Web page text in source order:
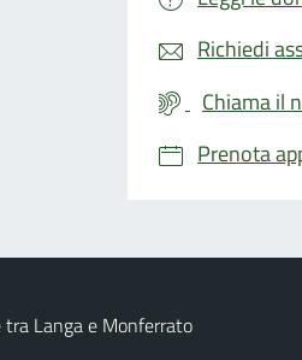
Richiedi
Chiama il
Prenota
Langa e Monferrato